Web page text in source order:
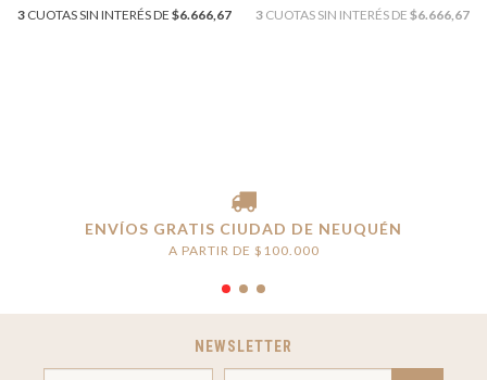
3 CUOTAS SIN INTERÉS DE $6.666,67 3 CUOTAS SIN INTERÉS DE $6.666,67
ENVÍOS GRATIS CIUDAD DE NEUQUÉN
A PARTIR DE $100.000
NEWSLETTER